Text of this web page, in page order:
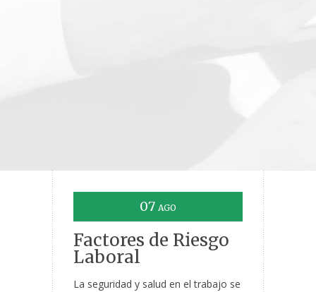
07 AGO
Factores de Riesgo
Laboral
La seguridad y salud en el trabajo se